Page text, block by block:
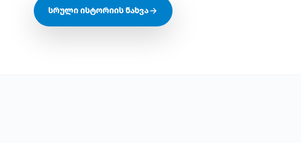
სრული ისტორიის ნახვა